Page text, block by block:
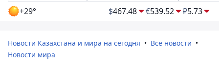
+29° $467.48 €539.52 ₽5.73
Новости Казахстана и мира на сегодня
Все новости
Новости мира